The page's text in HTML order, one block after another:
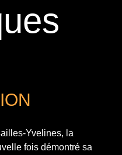
Yvelines, la
fois démontré sa